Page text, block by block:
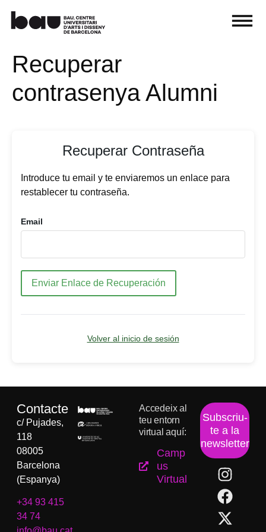
Recuperar
contrasenya Alumni
Recuperar Contraseña
Introduce tu email y te enviaremos un enlace para
restablecer tu contraseña.
Email
Enviar Enlace de Recuperación
Volver al inicio de sesión
Contacte
c/ Pujades,
118
08005
Barcelona
(Espanya)
+34 93 415
34 74
Accedeix al
teu entorn
virtual aquí:
Camp
us
Virtual
Subscriu-
te a la
newsletter